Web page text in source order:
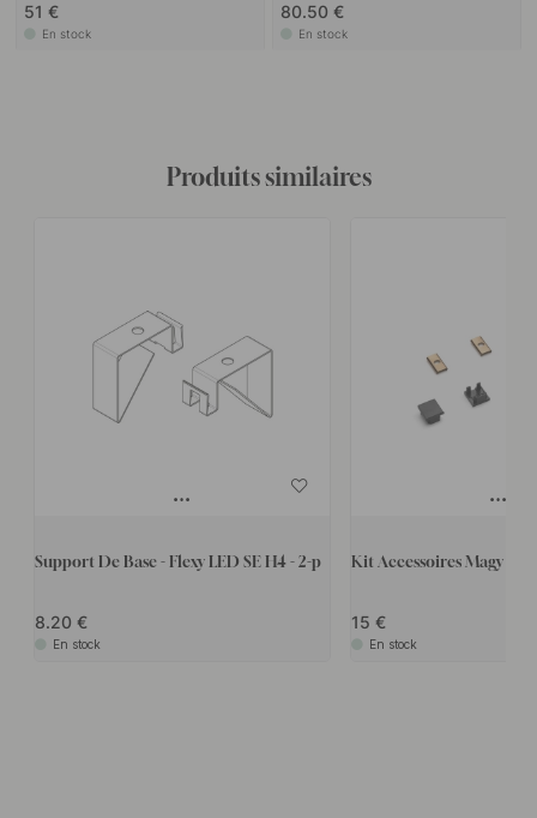
51 €
En stock
80.50 €
En stock
Produits similaires
Support De Base - Flexy LED SE H4 - 2-p
8.20
En stock
Kit Accessoires Magy -
15
En stock